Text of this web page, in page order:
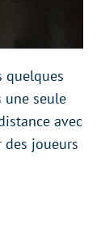
quelques
une seule
avec
des joueurs